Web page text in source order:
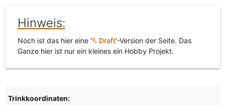
Hinweis:
Noch ist das hier eine ' Draft'-Version der Seite. Das
Ganze hier ist nur ein kleines ein Hobby Projekt.
Trinkkoordinaten: